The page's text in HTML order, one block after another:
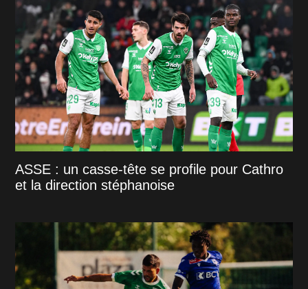
ASSE : un casse-tête se profile pour Cathro
et la direction stéphanoise